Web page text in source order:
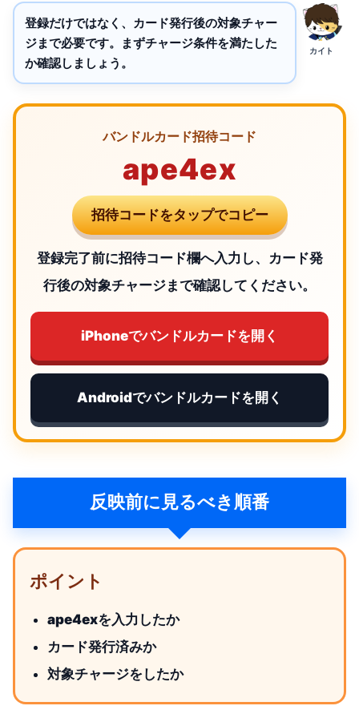
登録だけではなく、カード発行後の対象チャー
ジまで必要です。まずチャージ条件を満たした
か確認しましょう。
カイト
バンドルカード招待コード
ape4ex
招待コードをタップでコピー
登録完了前に招待コード欄へ入力し、カード発
行後の対象チャージまで確認してください。
iPhoneでバンドルカードを開く
Androidでバンドルカードを開く
反映前に見るべき順番
ポイント
ape4exを入力したか
カード発行済みか
対象チャージをしたか